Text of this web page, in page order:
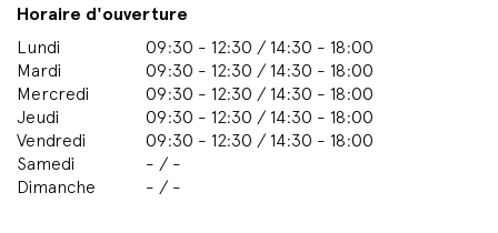
Horaire d'ouverture
Lundi
09:30 - 12:30 / 14:30 - 18:00
Mardi
09:30 - 12:30 / 14:30 - 18:00
Mercredi
09:30 - 12:30 / 14:30 - 18:00
Jeudi
09:30 - 12:30 / 14:30 - 18:00
Vendredi
09:30 - 12:30 / 14:30 - 18:00
Samedi
- / -
Dimanche
- / -